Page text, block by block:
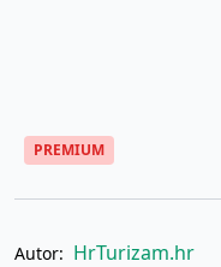
PREMIUM
Autor: HrTurizam.hr